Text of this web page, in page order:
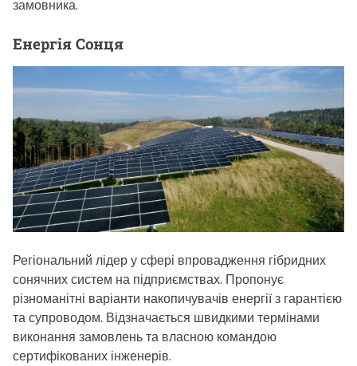
замовника.
Енергія Сонця
Регіональний лідер у сфері впровадження гібридних
сонячних систем на підприємствах. Пропонує
різноманітні варіанти накопичувачів енергії з гарантією
та супроводом. Відзначається швидкими термінами
виконання замовлень та власною командою
сертифікованих інженерів.